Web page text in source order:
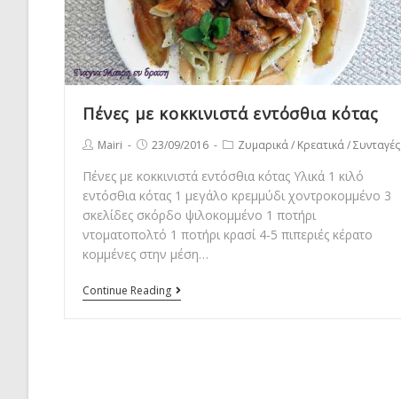
Πένες με κοκκινιστά εντόσθια κότας
PostMairi
Post23/09/2016
PostΖυμαρικά/ Κρεατικά/Συνταγές
Πένες με κοκκινιστά εντόσθια κότας Υλικά 1 κιλό
εντόσθια κότας 1 μεγάλο κρεμμύδι χοντροκομμένο 3
σκελίδες σκόρδο ψιλοκομμένο 1 ποτήρι
ντοματοπολτό 1 ποτήρι κρασί 4-5 πιπεριές κέρατο
κομμένες στην μέση…
Continue Reading Πένες